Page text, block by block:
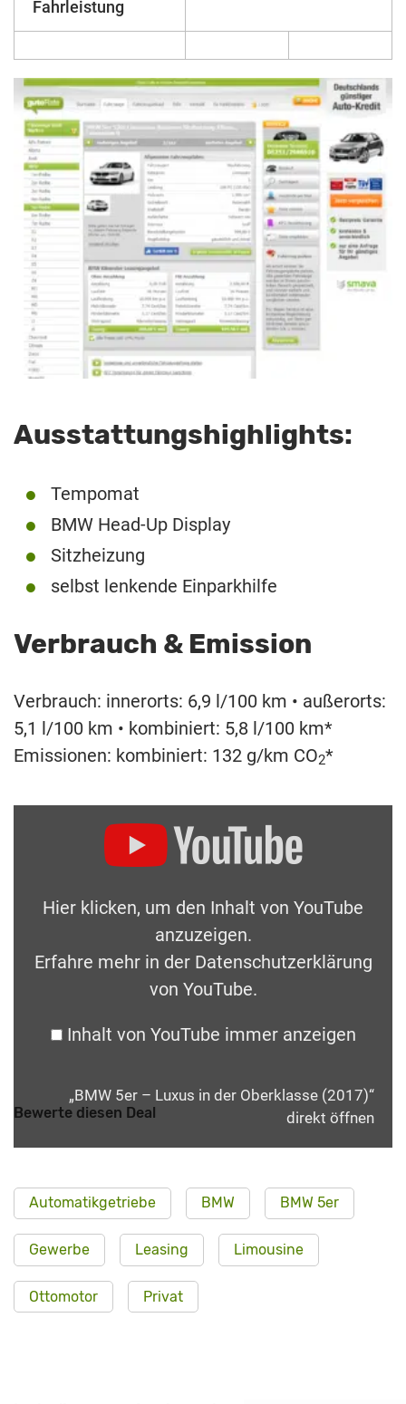
Fahrleistung
Ausstattungshighlights:
Tempomat
BMW Head-Up Display
Sitzheizung
selbst lenkende Einparkhilfe
Verbrauch & Emission
Verbrauch: innerorts: 6,9 l/100 km • außerorts:
5,1 l/100 km • kombiniert: 5,8 l/100 km*
Emissionen: kombiniert: 132 g/km CO2*
Hier klicken, um den Inhalt von YouTube
anzuzeigen.
Erfahre mehr in der Datenschutzerklärung
von YouTube.
Inhalt von YouTube immer anzeigen
„BMW 5er – Luxus in der Oberklasse (2017)“
direkt öffnen
Bewerte diesen Deal
Automatikgetriebe BMW BMW 5er
Gewerbe Leasing Limousine
Ottomotor Privat